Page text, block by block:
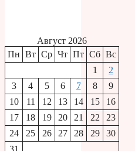
Август 2026
Пн Вт Ср Чт Пт Сб Вс
1
2
3
4 5 6 7 8
9
10
11 12 13 14 15
16
17
18 19 20 21 22
23
24
25 26 27 28 29
30
31